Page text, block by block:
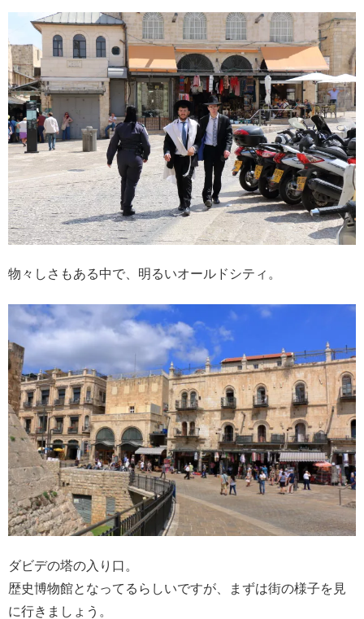
物々しさもある中で、明るいオールドシティ。
ダビデの塔の入り口。
歴史博物館となってるらしいですが、まずは街の様子を見
に行きましょう。